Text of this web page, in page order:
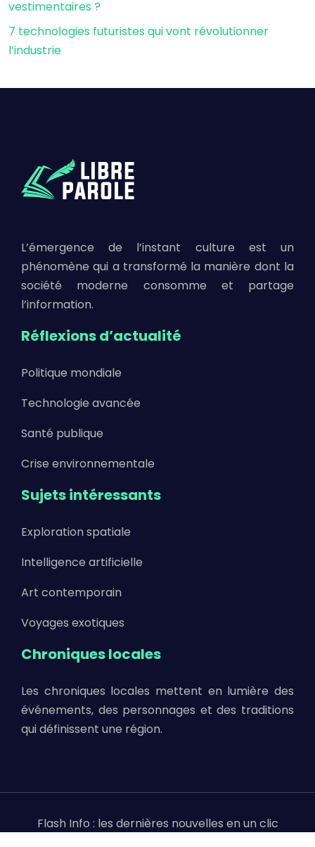
vestimentaires ?
7 technologies futuristes qui vont révolutionner
l’industrie
L’émergence de l’instant culture est un
phénomène qui a transformé la manière dont la
société moderne consomme et partage
l’information.
Réflexions d’actualité
Politique mondiale
Technologie avancée
Santé publique
Crise environnementale
Sujets intéressants
Exploration spatiale
Intelligence artificielle
Art contemporain
Voyages exotiques
Chroniques locales
Les chroniques locales mettent en lumière des
événements, des personnages et des traditions
qui définissent une région.
Flash Info : les dernières nouvelles en un clic